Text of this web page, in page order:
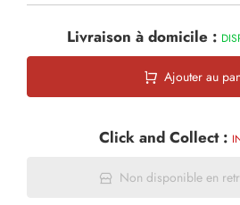
Livraison à domicile :
Ajouter au
Click and Collect :
Non disponible en